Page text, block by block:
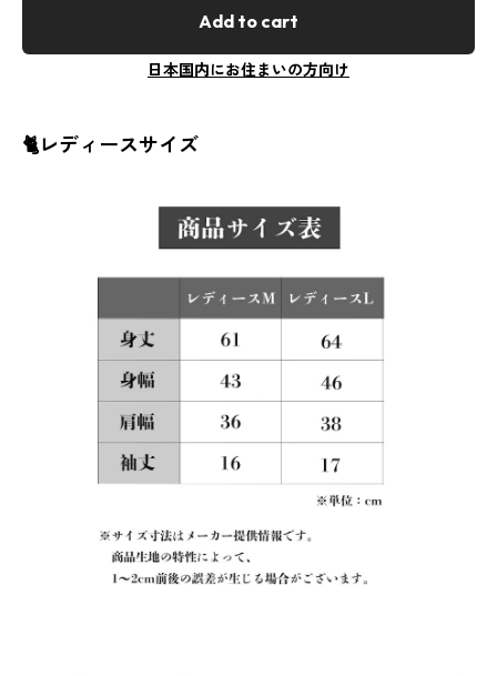
Add to cart
日本国内にお住まいの方向け
🐈レディースサイズ